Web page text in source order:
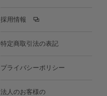
採用情報
特定商取引法の表記
プライバシーポリシー
法人のお客様の